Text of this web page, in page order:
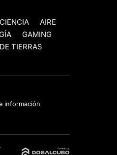
CIENCIA
AIRE
GAMING
TIERRAS
información